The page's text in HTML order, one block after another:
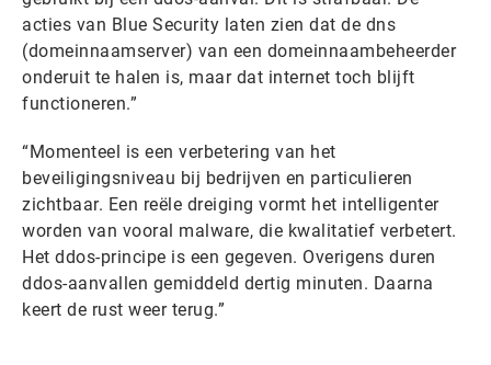
acties van Blue Security laten zien dat de dns
(domeinnaamserver) van een domeinnaambeheerder
onderuit te halen is, maar dat internet toch blijft
functioneren.”
“Momenteel is een verbetering van het
beveiligingsniveau bij bedrijven en particulieren
zichtbaar. Een reële dreiging vormt het intelligenter
worden van vooral malware, die kwalitatief verbetert.
Het ddos-principe is een gegeven. Overigens duren
ddos-aanvallen gemiddeld dertig minuten. Daarna
keert de rust weer terug.”